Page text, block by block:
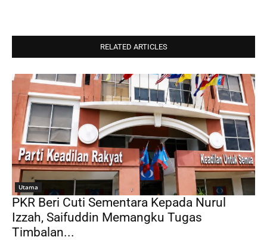
RELATED ARTICLES
Utama
PKR Beri Cuti Sementara Kepada Nurul
Izzah, Saifuddin Memangku Tugas
Timbalan...